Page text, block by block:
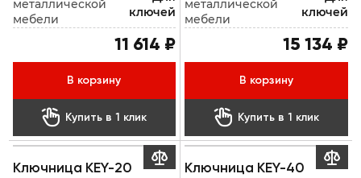
металлической
мебели
ключей
11 614 ₽
В корзину
 Купить в 1 клик
металлической
мебели
ключей
15 134 ₽
В корзину
 Купить в 1 клик
Ключница KEY-20

Ключница KEY-40
